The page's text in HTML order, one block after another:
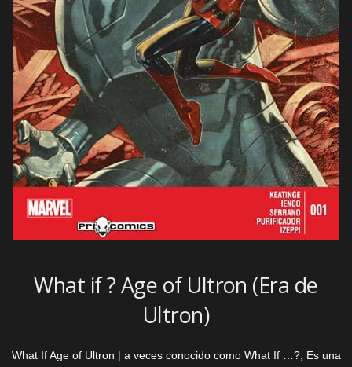
What if ? Age of Ultron (Era de
Ultron)
What If Age of Ultron | a veces conocido como What If …?, Es una